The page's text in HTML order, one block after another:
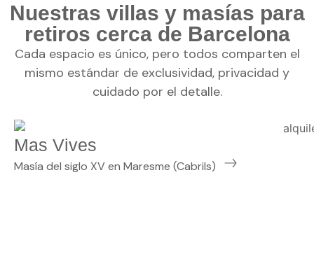
Nuestras villas y masías para
retiros cerca de Barcelona
Cada espacio es único, pero todos comparten el
mismo estándar de exclusividad, privacidad y
cuidado por el detalle.
Mas Vives
Masía del siglo XV en Maresme (Cabrils)